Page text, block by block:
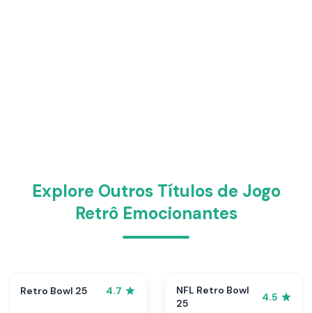
Explore Outros Títulos de Jogo
Retrô Emocionantes
Retro Bowl 25 4.7
NFL Retro Bowl
25
4.5